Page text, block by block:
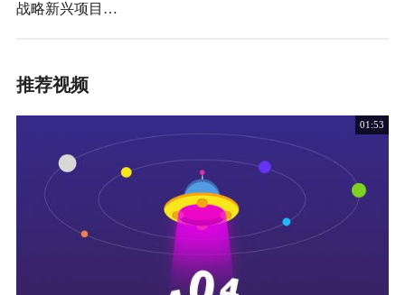
战略新兴项目…
推荐视频
01:53